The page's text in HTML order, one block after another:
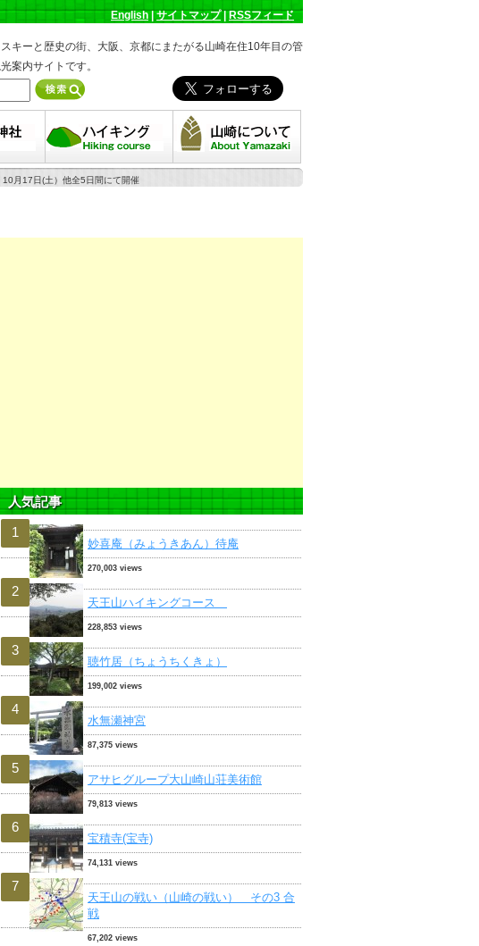
English |サイトマップ|RSSフィード
キーと歴史の街、大阪、京都にまたがる山崎在住10年目の管
案内サイトです。
山崎について
月17日(土）他全5日間にて開催
人気記事
妙喜庵（みょうきあん）待庵
270,003 views
天王山ハイキングコース
228,853 views
聴竹居（ちょうちくきょ）
199,002 views
水無瀬神宮
87,375 views
アサヒグループ大山崎山荘美術館
79,813 views
宝積寺(宝寺)
74,131 views
天王山の戦い（山崎の戦い） その3 合
戦
67,202 views